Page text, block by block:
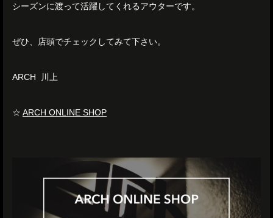
シーズンに渡って活躍してくれるアウターです。
ぜひ、店頭でチェックしてみて下さい。
ARCH 川上
☆ ARCH ONLINE SHOP